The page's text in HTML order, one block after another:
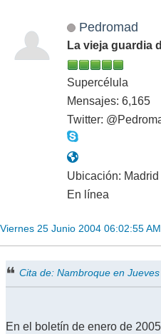
Pedromad
La vieja guardia
Supercélula
Mensajes: 6,165
Twitter:
Ubicación:
En línea
Viernes 25 Junio 2004 06:02:55 AM
Cita de: Nambroque en
En el boletín de enero de